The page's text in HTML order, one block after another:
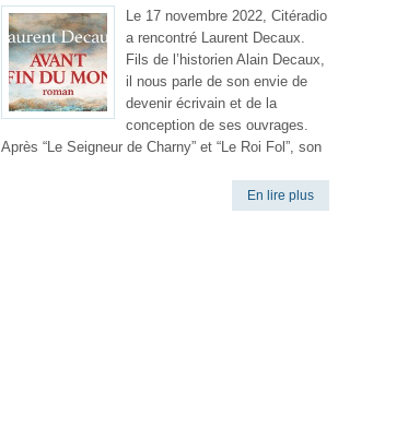
Le 17 novembre 2022, Citéradio
a rencontré Laurent Decaux.
Fils de l’historien Alain Decaux,
il nous parle de son envie de
devenir écrivain et de la
conception de ses ouvrages.
Après “Le Seigneur de Charny” et “Le Roi Fol”, son
En lire plus